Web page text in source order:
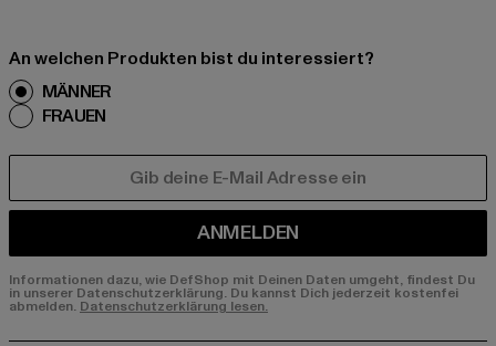
An welchen Produkten bist du interessiert?
MÄNNER
FRAUEN
ANMELDEN
Informationen dazu, wie DefShop mit Deinen Daten umgeht, findest Du
in unserer Datenschutzerklärung. Du kannst Dich jederzeit kostenfei
abmelden. Datenschutzerklärung lesen.